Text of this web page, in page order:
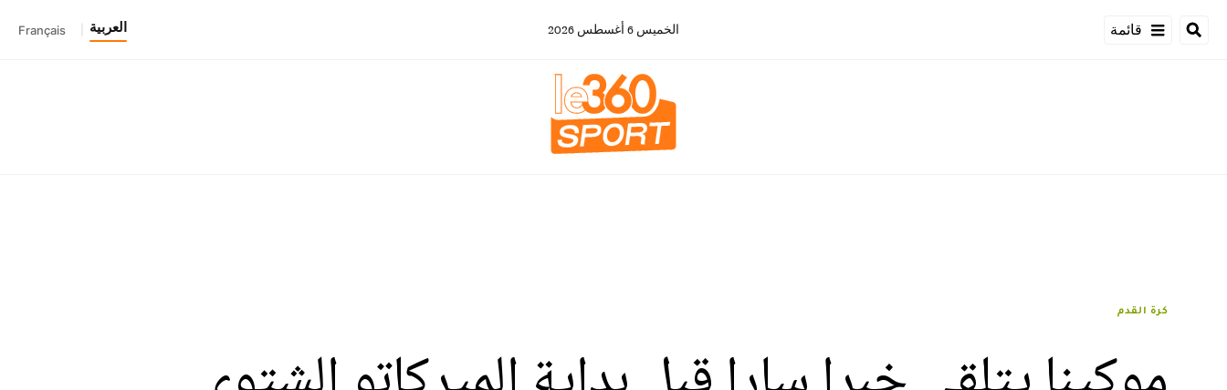
قائمة الخميس 6 أغسطس 2026 العربية Français
كرة القدم
موكينا يتلقى خبرا سارا قبل بداية الميركاتو الشتوي